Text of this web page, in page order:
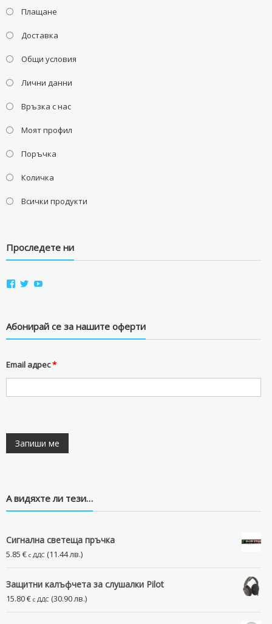
Плащане
Доставка
Общи условия
Лични данни
Връзка с нас
Моят профил
Поръчка
Количка
Всички продукти
Проследете ни
View
Facebook
View
Twitter
View
YouTube
Абонирай се за нашите оферти
Email адрес*
А видяхте ли тези…
Сигналнa светещa пръчкa
5.85 € с ДДС (11.44 лв.)
Защитни калъфчета за слушалки Pilot
15.80€ с ДДС (30.90 лв.)